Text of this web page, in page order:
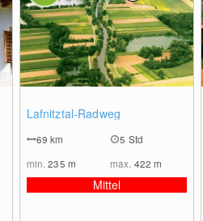
Lafnitztal-Radweg
69km
5 Std
min.235 m max. 422m
Mittel